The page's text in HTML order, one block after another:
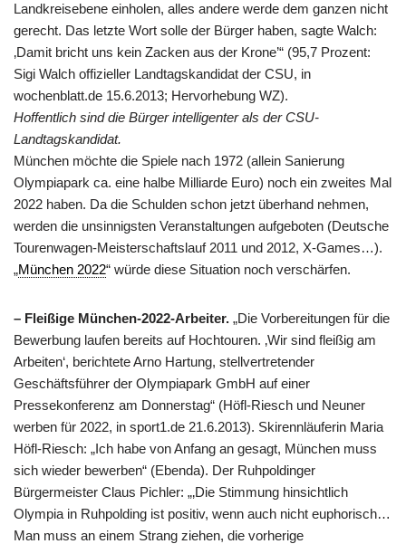
Landkreisebene einholen, alles andere werde dem ganzen nicht
gerecht. Das letzte Wort solle der Bürger haben, sagte Walch:
‚Damit bricht uns kein Zacken aus der Krone’“ (95,7 Prozent:
Sigi Walch offizieller Landtagskandidat der CSU, in
wochenblatt.de 15.6.2013; Hervorhebung WZ).
Hoffentlich sind die Bürger intelligenter als der CSU-
Landtagskandidat.
München möchte die Spiele nach 1972 (allein Sanierung
Olympiapark ca. eine halbe Milliarde Euro) noch ein zweites Mal
2022 haben. Da die Schulden schon jetzt überhand nehmen,
werden die unsinnigsten Veranstaltungen aufgeboten (Deutsche
Tourenwagen-Meisterschaftslauf 2011 und 2012, X-Games…).
„München 2022“ würde diese Situation noch verschärfen.
– Fleißige München-2022-Arbeiter. „Die Vorbereitungen für die
Bewerbung laufen bereits auf Hochtouren. ‚Wir sind fleißig am
Arbeiten‘, berichtete Arno Hartung, stellvertretender
Geschäftsführer der Olympiapark GmbH auf einer
Pressekonferenz am Donnerstag“ (Höfl-Riesch und Neuner
werben für 2022, in sport1.de 21.6.2013). Skirennläuferin Maria
Höfl-Riesch: „Ich habe von Anfang an gesagt, München muss
sich wieder bewerben“ (Ebenda). Der Ruhpoldinger
Bürgermeister Claus Pichler: „‚Die Stimmung hinsichtlich
Olympia in Ruhpolding ist positiv, wenn auch nicht euphorisch…
Man muss an einem Strang ziehen, die vorherige